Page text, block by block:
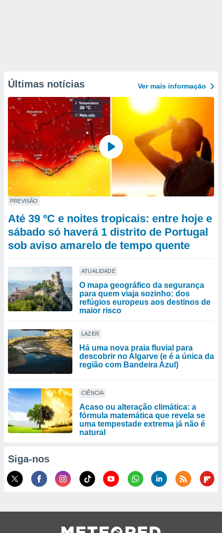
Últimas notícias Ver mais informaçāo
PREVISÃO
Até 39 ºC e noites tropicais: entre hoje e
sábado só haverá 1 distrito de Portugal
sob aviso amarelo de tempo quente
ATUALIDADE
O mapa geográfico da segurança
para quem viaja sozinho: dos
refúgios europeus aos destinos de
maior risco
LAZER
Há uma nova praia fluvial para
descobrir no Algarve (e é a única da
região com Bandeira Azul)
CIÊNCIA
Acaso ou alteração climática: a
fórmula matemática que revela se
uma tempestade extrema já não é
natural
Siga-nos